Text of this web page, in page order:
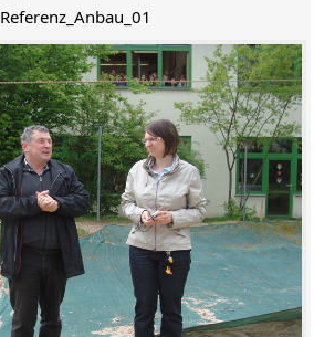
Referenz_Anbau_01